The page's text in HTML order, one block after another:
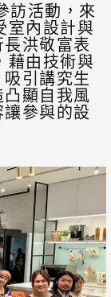
訪活動，來
室內設計與
洪敬富表
藉由技術與
引講究生
顯自我風
參與的設